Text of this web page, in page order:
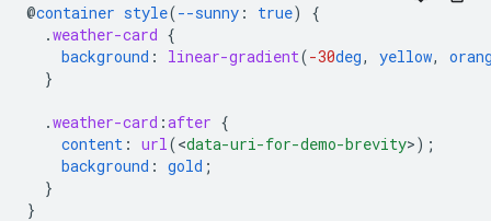
@container style(--sunny : true)
{
.weather-card {
background : linear-gradient(-30deg, yellow,
}
.weather-card :after {
content : url (<data-uri-for-demo-brevity>);
background : gold ;
}
}